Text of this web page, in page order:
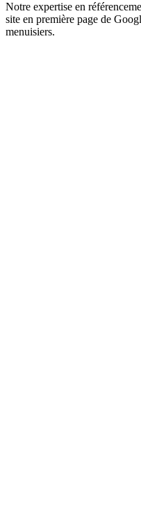
Notre expertise en
site en première page de
menuisiers.